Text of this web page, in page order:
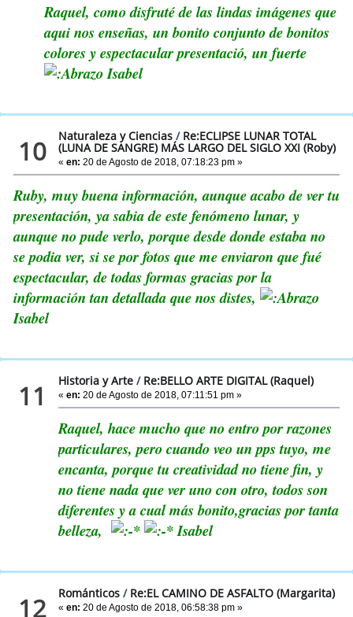
Raquel, como disfruté de las lindas imágenes que
aqui nos enseñas, un bonito conjunto de bonitos
colores y espectacular presentació, un fuerte
Isabel
10 Naturaleza y Ciencias / Re:ECLIPSE LUNAR TOTAL
(LUNA DE SANGRE) MÁS LARGO DEL SIGLO XXI (Roby)
«en: 20 de Agosto de 2018, 07:18:23 pm »
Ruby, muy buena información, aunque acabo de ver tu
presentación, ya sabia de este fenómeno lunar, y
aunque no pude verlo, porque desde donde estaba no
se podia ver, si se por fotos que me enviaron que fué
espectacular, de todas formas gracias por la
información tan detallada que nos distes,
Isabel
11 Historia y Arte / Re:BELLO ARTE DIGITAL (Raquel)
«en: 20 de Agosto de 2018, 07:11:51 pm »
Raquel, hace mucho que no entro por razones
particulares, pero cuando veo un pps tuyo, me
encanta, porque tu creatividad no tiene fin, y
no tiene nada que ver uno con otro, todos son
diferentes y a cual más bonito,gracias por tanta
belleza,
Isabel
12 Románticos / Re:EL CAMINO DE ASFALTO (Margarita)
«en: 20 de Agosto de 2018, 06:58:38 pm »